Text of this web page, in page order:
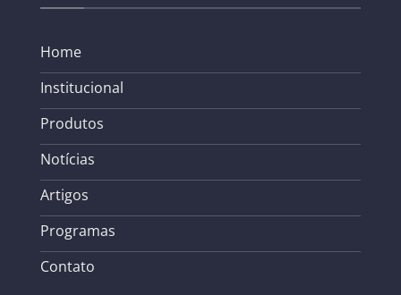
Home
Institucional
Produtos
Notícias
Artigos
Programas
Contato